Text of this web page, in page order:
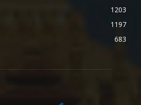
1203
1197
683